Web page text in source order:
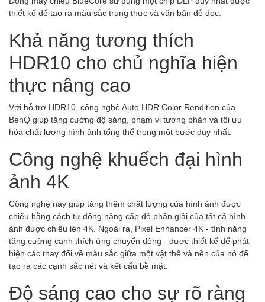
thiết kế để tạo ra màu sắc trung thực và văn bản dễ đọc.
Khả năng tương thích
HDR10 cho chủ nghĩa hiện
thực nâng cao
Với hỗ trợ HDR10, công nghệ Auto HDR Color Rendition của
BenQ giúp tăng cường độ sáng, phạm vi tương phản và tối ưu
hóa chất lượng hình ảnh tổng thể trong một bước duy nhất.
Công nghệ khuếch đại hình
ảnh 4K
Công nghệ này giúp tăng thêm chất lượng của hình ảnh được
chiếu bằng cách tự động nâng cấp độ phân giải của tất cả hình
ảnh được chiếu lên 4K. Ngoài ra, Pixel Enhancer 4K - tính năng
tăng cường cạnh thích ứng chuyển động - được thiết kế để phát
hiện các thay đổi về màu sắc giữa một vật thể và nền của nó để
tạo ra các cạnh sắc nét và kết cấu bề mặt.
Độ sáng cao cho sự rõ ràng